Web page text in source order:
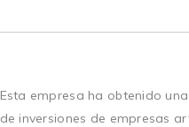
Esta empresa ha obtenido
de inversiones de empresas